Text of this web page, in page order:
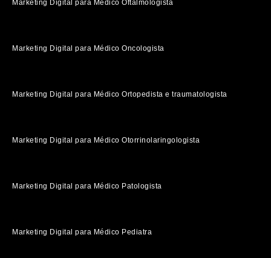
Marketing Digital para Médico Oftalmologista
Marketing Digital para Médico Oncologista
Marketing Digital para Médico Ortopedista e traumatologista
Marketing Digital para Médico Otorrinolaringologista
Marketing Digital para Médico Patologista
Marketing Digital para Médico Pediatra